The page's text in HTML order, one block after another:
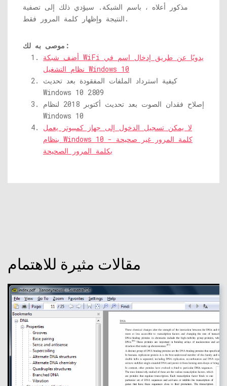
مذكور أعلاه ، باسم الشبكة. سيؤدي ذلك إلى تصفية
النتيجة وإظهار كلمة المرور فقط.
موصى به لك:
أضف شبكة WiFi يدويًا عن طريق إدخال اسم في
نظام التشغيل Windows 10
كيفية استرداد الملفات المفقودة بعد تحديث
Windows 10 2809
إصلاح فقدان الصوت بعد تحديث أكتوبر 2018 لنظام
Windows 10
لا يمكن تسجيل الدخول إلى جهاز كمبيوتر يعمل
بنظام Windows 10 - كلمة المرور غير صحيحة
بكلمة المرور الصحيحة
مقالات مثيرة للاهتمام